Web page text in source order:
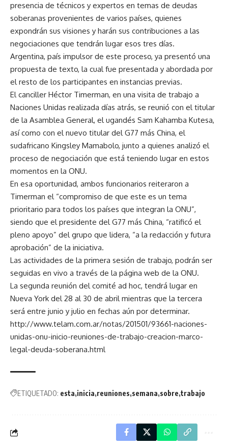
presencia de técnicos y expertos en temas de deudas
soberanas provenientes de varios países, quienes
expondrán sus visiones y harán sus contribuciones a las
negociaciones que tendrán lugar esos tres días.
Argentina, país impulsor de este proceso, ya presentó una
propuesta de texto, la cual fue presentada y abordada por
el resto de los participantes en instancias previas.
El canciller Héctor Timerman, en una visita de trabajo a
Naciones Unidas realizada días atrás, se reunió con el titular
de la Asamblea General, el ugandés Sam Kahamba Kutesa,
así como con el nuevo titular del G77 más China, el
sudafricano Kingsley Mamabolo, junto a quienes analizó el
proceso de negociación que está teniendo lugar en estos
momentos en la ONU.
En esa oportunidad, ambos funcionarios reiteraron a
Timerman el “compromiso de que este es un tema
prioritario para todos los países que integran la ONU”,
siendo que el presidente del G77 más China, “ratificó el
pleno apoyo” del grupo que lidera, “a la redacción y futura
aprobación” de la iniciativa.
Las actividades de la primera sesión de trabajo, podrán ser
seguidas en vivo a través de la página web de la ONU.
La segunda reunión del comité ad hoc, tendrá lugar en
Nueva York del 28 al 30 de abril mientras que la tercera
será entre junio y julio en fechas aún por determinar.
http://www.telam.com.ar/notas/201501/93661-naciones-
unidas-onu-inicio-reuniones-de-trabajo-creacion-marco-
legal-deuda-soberana.html
ETIQUETADO: esta inicia reuniones semana sobre trabajo